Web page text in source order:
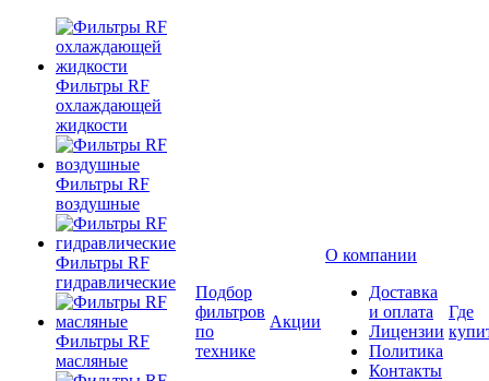
Фильтры RF
охлаждающей
жидкости
Фильтры RF
воздушные
Фильтры RF
гидравлические
Фильтры RF
масляные
Подбор
фильтров
по
технике
Акции
О компании
Доставка
и оплата
Лицензии
Политика
Контакты
Где